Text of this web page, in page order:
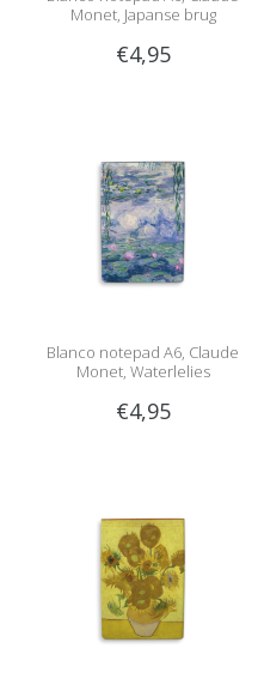
Monet, Japanse brug
€4,95
Blanco notepad A6, Claude
Monet, Waterlelies
€4,95